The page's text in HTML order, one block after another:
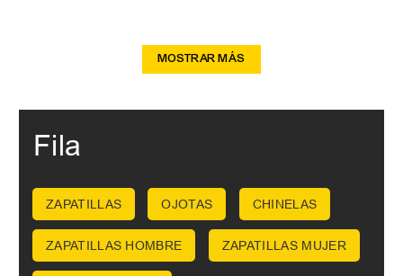
MOSTRAR MÁS
Fila
ZAPATILLAS OJOTAS CHINELAS
ZAPATILLAS HOMBRE ZAPATILLAS MUJER